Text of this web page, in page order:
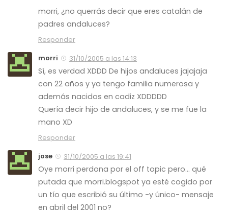
morri, ¿no querrás decir que eres catalán de
padres andaluces?
Responder
morri
31/10/2005 a las 14:13
Sí, es verdad XDDD De hijos andaluces jajajaja
con 22 años y ya tengo familia numerosa y
además nacidos en cadiz XDDDDD
Quería decir hijo de andaluces, y se me fue la
mano XD
Responder
jose
31/10/2005 a las 19:41
Oye morri perdona por el off topic pero… qué
putada que morri.blogspot ya esté cogido por
un tío que escribió su último -y único- mensaje
en abril del 2001 no?